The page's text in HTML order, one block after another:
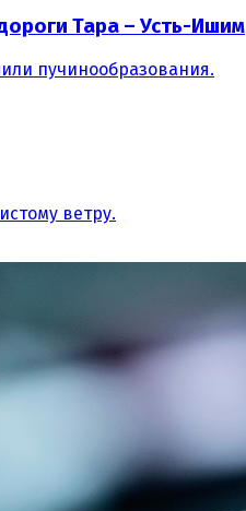
Тара – Усть-Ишим
пучинообразования.
ветру.